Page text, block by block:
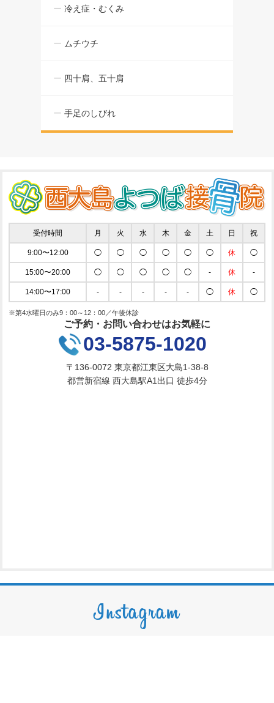
冷え症・むくみ
ムチウチ
四十肩、五十肩
手足のしびれ
受付時間 月 火 水 木 金 土 日 祝
9:00〜12:00 ◯ ◯ ◯ ◯ ◯ ◯ 休 ◯
15:00〜20:00 ◯ ◯ ◯ ◯ ◯ - 休 -
14:00〜17:00 - - - - - ◯ 休 ◯
※第4水曜日のみ9：00～12：00／午後休診
ご予約・お問い合わせはお気軽に
03-5875-1020
〒136-0072 東京都江東区大島1-38-8
都営新宿線 西大島駅A1出口 徒歩4分
Instagram